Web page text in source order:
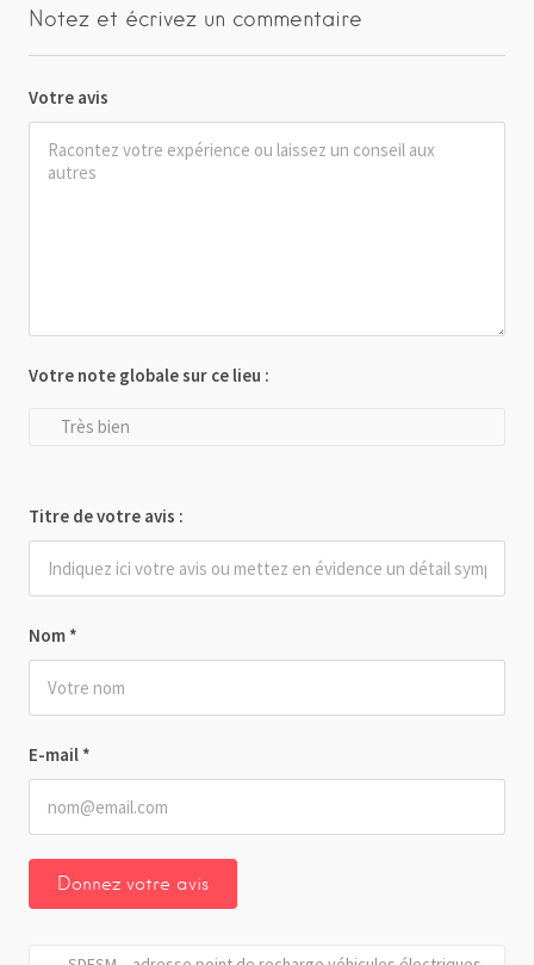
Notez et écrivez un commentaire
Votre avis
Nom *
E-mail *
Votre note globale sur ce lieu :
Très bien
Titre de votre avis :